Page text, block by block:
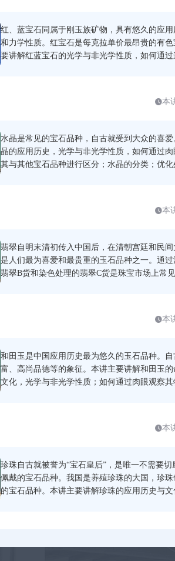
红、蓝宝石同属于刚玉族矿物，具有悠久的应
和力学性质。红宝石是每克拉单价最昂贵的有
要讲解红蓝宝石的光学与非光学性质，如何通
本
水晶是常见的宝石品种，自古就受到大众的喜
晶的应用历史，光学与非光学性质，如何通过
其与其他宝石品种进行区分；水晶的分类；优
本
翡翠自明末清初传入中国后，在清朝宫廷和民
是人们最为喜爱和最贵重的玉石品种之一。通
翡翠B货和染色处理的翡翠C货是珠宝市场上常
特征；翡翠与其主要仿制品和相似品的肉眼鉴定
本
和田玉是中国应用历史最为悠久的玉石品种。
富、高尚品德等的象征。本讲主要讲解和田玉
文化，光学与非光学性质；如何通过肉眼观察
本
珍珠自古就被誉为“宝石皇后”，是唯一不需要
佩戴的宝石品种。我国是养殖珍珠的大国，珍
的宝石品种。本讲主要讲解珍珠的应用历史与